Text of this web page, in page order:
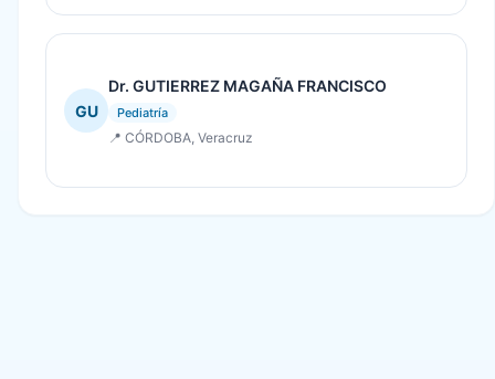
GU
Dr. GUTIERREZ MAGAÑA FRANCISCO
Pediatría
📍 CÓRDOBA, Veracruz